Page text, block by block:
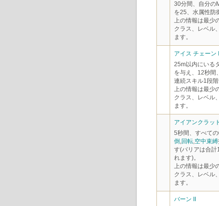
30分間、自分の
を25、水属性防
上の情報は最少
クラス、レベル
ます。
アイス チェーン
25m以内にいる
を与え、12秒間
連続スキル1段階
上の情報は最少
クラス、レベル
ます。
アイアンクラッ
5秒間、すべて
倒 ,回転,空中束縛
す(バリアは合
れます)。
上の情報は最少
クラス、レベル
ます。
バーン II